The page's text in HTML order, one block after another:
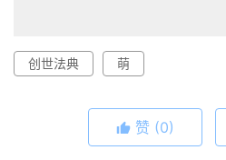
创世法典 萌
赞 (0)